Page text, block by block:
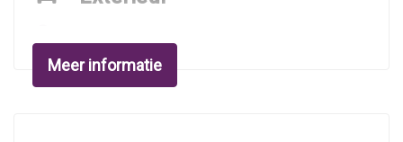
Buitenspiegels elektrisch verstelbaar
Meer informatie